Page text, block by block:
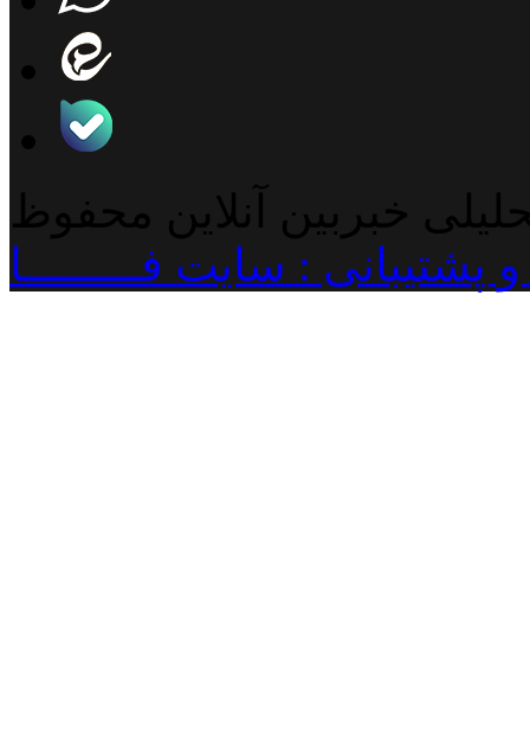
خبربین آنلاین محفوظ
: سایت فـــــــــا